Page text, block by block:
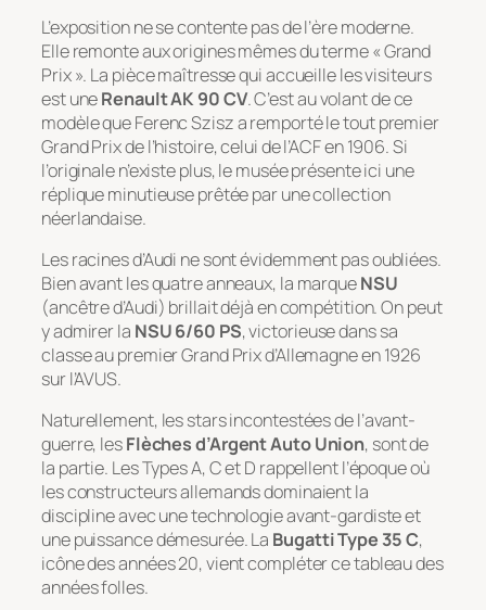
L’exposition ne se contente pas de l’ère moderne.
Elle remonte aux origines mêmes du terme « Grand
Prix ». La pièce maîtresse qui accueille les visiteurs
est uneRenault AK 90 CV. C’est au volant de ce
modèle que Ferenc Szisz a remporté le tout premier
Grand Prix de l’histoire, celui de l’ACF en 1906. Si
l’originale n’existe plus, le musée présente ici une
réplique minutieuse prêtée par une collection
néerlandaise.
Les racines d’Audi ne sont évidemment pas oubliées.
Bien avant les quatre anneaux, la marqueNSU
(ancêtre d’Audi) brillait déjà en compétition. On peut
y admirer la NSU 6/60 PS, victorieuse dans sa
classe au premier Grand Prix d’Allemagne en 1926
sur l’AVUS.
Naturellement, les stars incontestées de l’avant-
guerre, lesFlèches d’Argent Auto Union, sont de
la partie. Les Types A, C et D rappellent l’époque où
les constructeurs allemands dominaient la
discipline avec une technologie avant-gardiste et
une puissance démesurée. La Bugatti Type 35 C,
icône des années 20, vient compléter ce tableau des
années folles.